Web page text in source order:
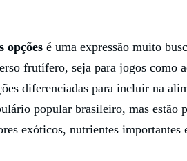
opções é uma expressão muito
frutífero, seja para jogos como
diferenciadas para incluir na
popular brasileiro, mas estão
exóticos, nutrientes importantes